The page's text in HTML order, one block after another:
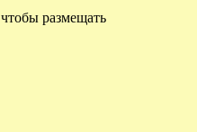
чтобы размещать